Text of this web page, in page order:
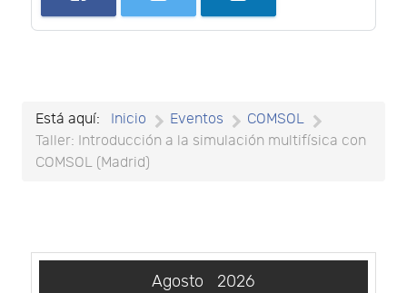
Está aquí: Inicio Eventos
COMSOL
Taller: Introducción a la simulación multifísica con
COMSOL (Madrid)
Agosto 2026